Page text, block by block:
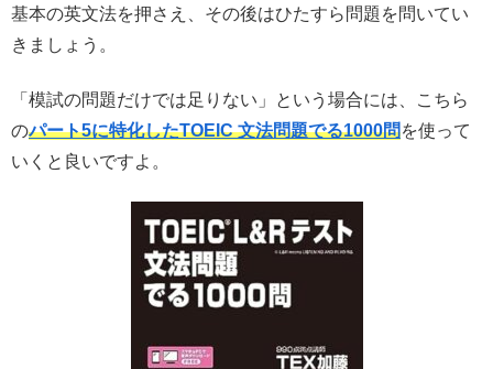
基本の英文法を押さえ、その後はひたすら問題を問いてい
きましょう。
「模試の問題だけでは足りない」という場合には、こちら
のパート5に特化したTOEIC 文法問題でる1000問を使って
いくと良いですよ。